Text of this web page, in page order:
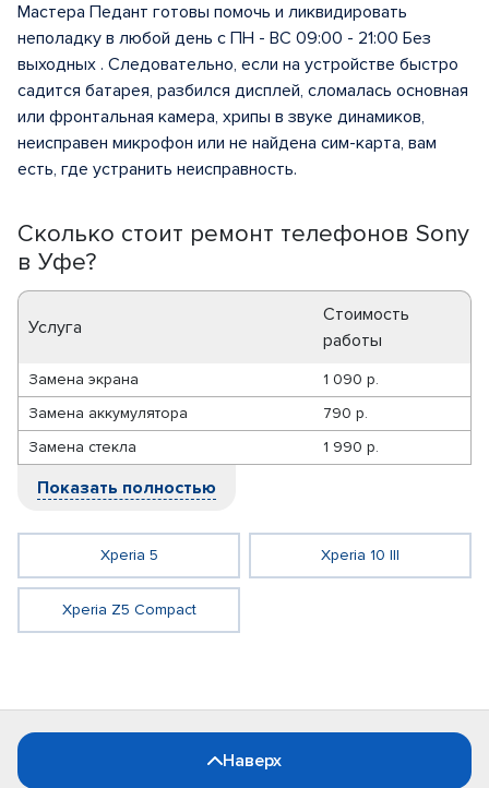
Сколько стоит ремонт телефонов Sony
в Уфе?
Услуга
Стоимость
работы
Замена экрана
1 090 р.
Замена аккумулятора
790 р.
Замена стекла
1 990 р.
Показать полностью
Xperia 5 Xperia 10 III
Xperia Z5 Compact
Мастера Педант готовы помочь и ликвидировать
неполадку в любой день с ПН - ВС 09:00 - 21:00 Без
выходных . Следовательно, если на устройстве быстро
садится батарея, разбился дисплей, сломалась основная
или фронтальная камера, хрипы в звуке динамиков,
неисправен микрофон или не найдена сим-карта, вам
есть, где устранить неисправность.
Наверх